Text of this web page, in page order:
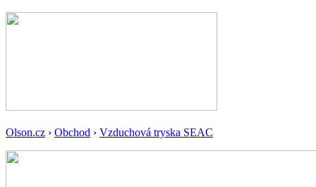
Olson.cz › Obchod › Vzduchová tryska SEAC